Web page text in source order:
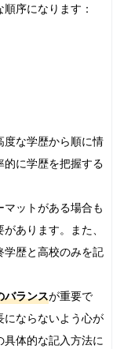
序になります：
度な学歴から順に情
に学歴を把握する
ットがある場合も
あります。また、
学歴と高校のみを記
バランスが重要で
にならないよう心が
体的な記入方法に